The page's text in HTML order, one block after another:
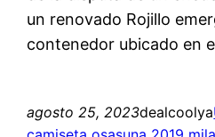
un renovado Rojillo
contenedor ubicado en
agosto 25, 2023dealcoolya